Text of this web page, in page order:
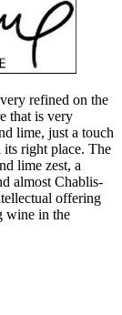
refined on the
that is very
lime, just a touch
right place. The
lime zest, a
almost Chablis-
offering
wine in the